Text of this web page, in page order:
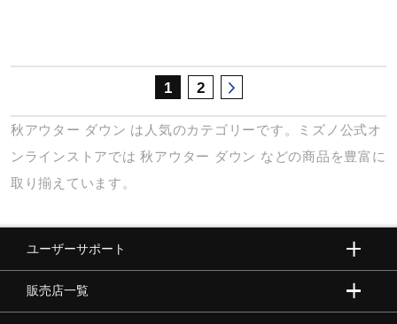
1 2
秋アウター ダウン は人気のカテゴリーです。ミズノ公式オ
ンラインストアでは秋アウター ダウン などの商品を豊富に
取り揃えています。
ユーザーサポート
販売店一覧